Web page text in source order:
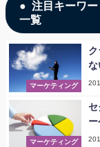
注目キーワ
一覧
マーケティング
な
マーケティング
セ